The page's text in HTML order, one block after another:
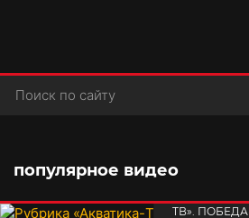
популярное видео
TВ». ПОБЕДА